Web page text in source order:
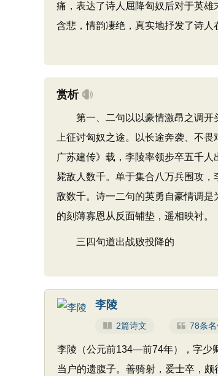
痛，表达了诗人屈降匈奴后对于英
含悲，情韵凄绝，真实地抒发了诗人
赏析
第一、二句以以豪情激昂之调开
上征讨匈奴之途。以长途奔袭、不
广苏建传》载，李陵率领步卒五千
毙敌人数千。单于集合八万兵围攻
敌数千。诗一二句的英勇自豪情调是
的刻薄寡恩从反面铺垫，遥相映衬。
三四句道出战败投降的
李陵
2篇诗文 78条名
李陵（公元前134—前74年），字少
当户的遗腹子。善骑射，爱士卒，